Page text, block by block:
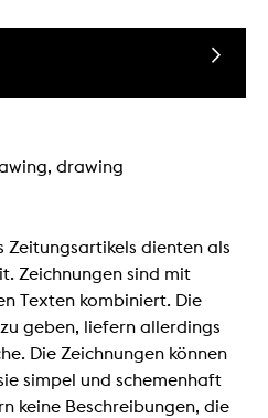
drawing
Zeitungsartikels dienten als
Zeichnungen sind mit
Texten kombiniert. Die
geben, liefern allerdings
Die Zeichnungen können
simpel und schemenhaft
keine Beschreibungen, die